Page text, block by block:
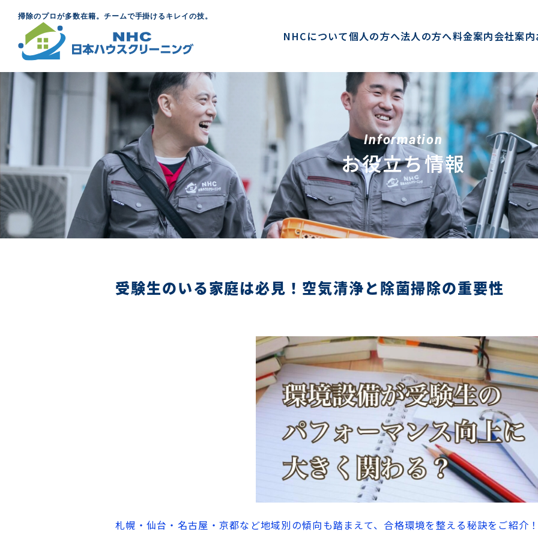
掃除のプロが多数在籍。チームで手掛けるキレイの技。
NHCについて個人の方へ法人の方へ料金案内会社案内
Information
お役立ち情報
受験生のいる家庭は必見！空気清浄と除菌掃除の重要性
札幌・仙台・名古屋・京都など地域別の傾向も踏まえて、合格環境を整える秘訣をご紹介